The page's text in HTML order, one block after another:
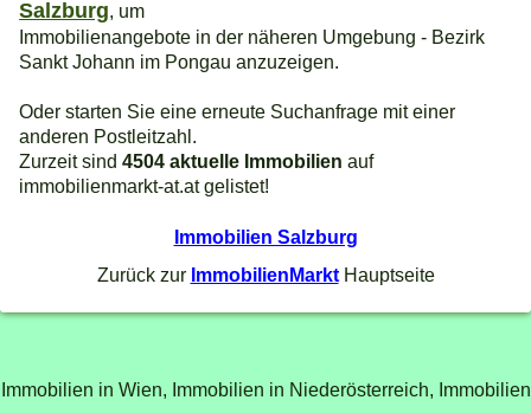
Salzburg, um
Immobilienangebote in der näheren Umgebung - Bezirk
Sankt Johann im Pongau anzuzeigen.
Oder starten Sie eine erneute Suchanfrage mit einer
anderen Postleitzahl.
Zurzeit sind4504 aktuelle Immobilien auf
immobilienmarkt-at.at gelistet!
Immobilien Salzburg
Zurück zur ImmobilienMarktHauptseite
Immobilien in Wien, Immobilien in Niederösterreich, Immobilien